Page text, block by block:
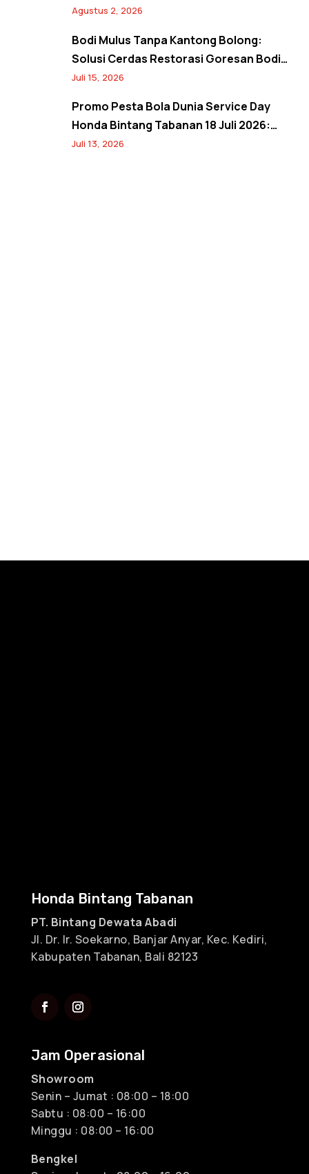
Seperti Baru! Back to Prime Promo
Agustus 2, 2026
Bodi Mulus Tanpa Kantong Bolong:
Solusi Cerdas Restorasi Goresan Bodi
Mobil Hemat Biaya
Juli 15, 2026
Promo Pesta Bola Dunia Service Day
Honda Bintang Tabanan 18 Juli 2026:
Banjir Diskon Servis hingga 20% dan
Juli 13, 2026
Honda Bintang Tabanan
PT. Bintang Dewata Abadi
Jl. Dr. Ir. Soekarno, Banjar Anyar, Kec. Kediri,
Kabupaten Tabanan, Bali 82123
Jam Operasional
Showroom
Senin – Jumat : 08:00 – 18:00
Sabtu : 08:00 – 16:00
Minggu : 08:00 – 16:00
Bengkel